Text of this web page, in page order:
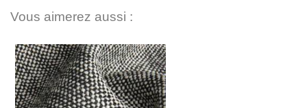
Vous aimerez aussi :